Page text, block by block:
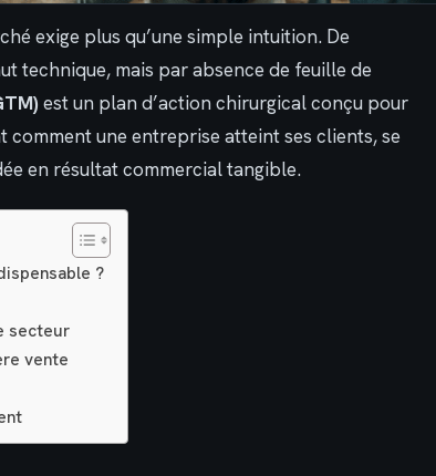
exige plus qu’une simple intuition. De
technique, mais par absence de feuille de
est un plan d’action chirurgical conçu pour
une entreprise atteint ses clients, se
en résultat commercial tangible.
?
secteur
vente